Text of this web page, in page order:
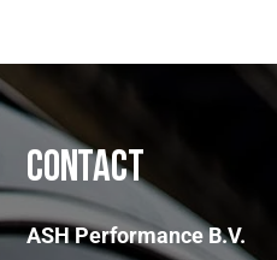
Contact
ASH Performance B.V.